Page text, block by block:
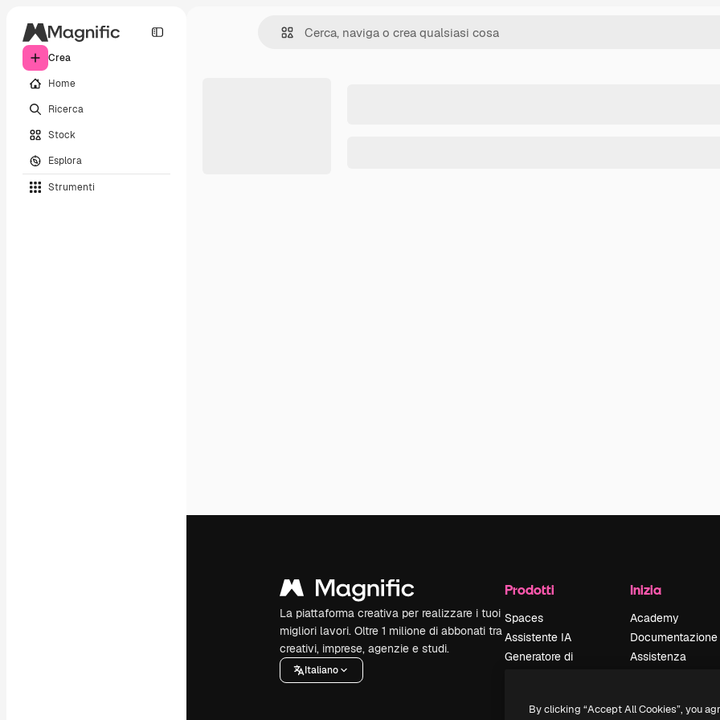
Crea
Home
Ricerca
Stock
Esplora
Strumenti
La piattaforma creativa per realizzare i tuoi
migliori lavori. Oltre 1 milione di abbonati tra
creativi, imprese, agenzie e studi.
Italiano
Prodotti
Spaces
Assistente IA
Generatore di
Inizia
Academy
Documentazione
Assistenza
Politica sulla
By clicking “Accept All Cookies”, you